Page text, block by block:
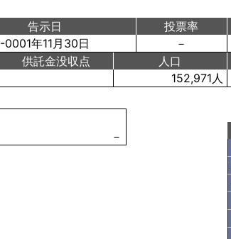
告示日 投票率
-0001年11月30日 －
人口
152,971人
供託金没収点
－